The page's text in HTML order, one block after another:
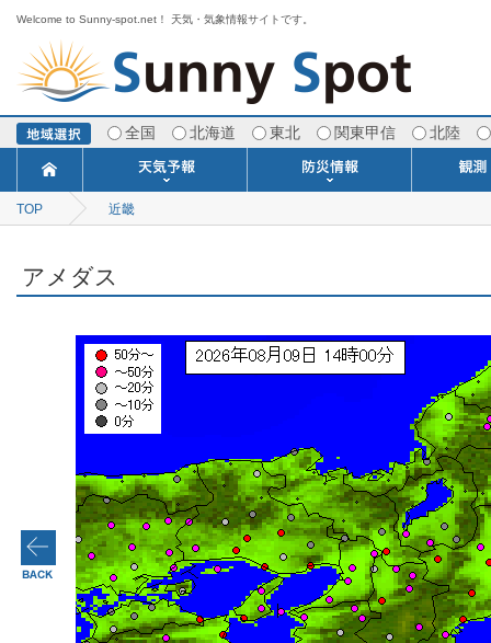
Welcome to Sunny-spot.net！ 天気・気象情報サイトです。
全国 北海道 東北 関東甲信 北陸
今日明日の天気
ポイント予報
週間天気予報
寒・暖候期予報
TOP 近畿
アメダス